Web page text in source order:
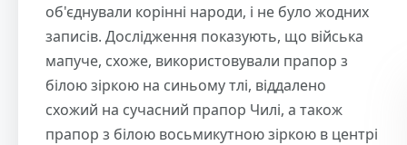
об'єднували корінні народи, і не було жодних
записів. Дослідження показують, що війська
мапуче, схоже, використовували прапор з
білою зіркою на синьому тлі, віддалено
схожий на сучасний прапор Чилі, а також
прапор з білою восьмикутною зіркою в центрі